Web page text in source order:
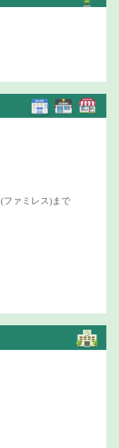
(ファミレス)まで